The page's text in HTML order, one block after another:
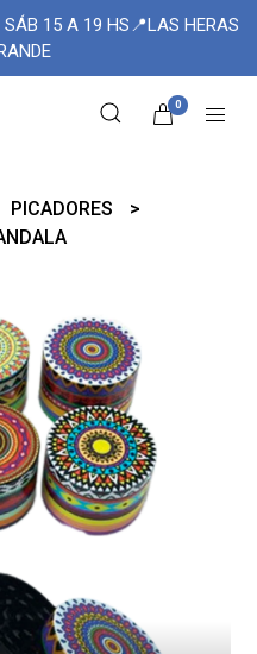
15 A 19 HS📍LAS HERAS
0
PICADORES